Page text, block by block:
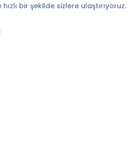
bir şekilde sizlere ulaştırıyoruz.